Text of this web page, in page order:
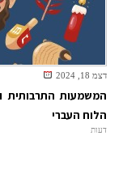
דצמ 18, 2024
המשמעות התרבותית
הלוח העברי
דעות